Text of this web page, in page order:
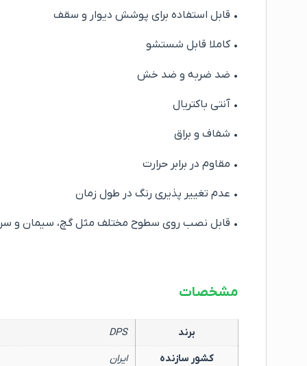
• قابل استفاده برای پوشش دیوار و سقف
• کاملا قابل شستشو
• ضد ضربه و ضد خش
• آنتی باکتریال
• شفاف و براق
• مقاوم در برابر حرارت
• عدم تغییر پذیری رنگ در طول زمان
• قابل نصب روی سطوح مختلف مثل گچ، سیمان و
مشخصات
برند
DPS
کشور سازنده
ایران